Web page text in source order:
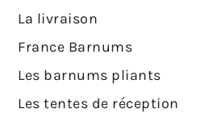
La livraison
France Barnums
Les barnums pliants
Les tentes de réception